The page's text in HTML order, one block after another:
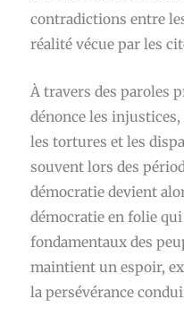
contradictions entre
réalité vécue par les
À travers des paroles
dénonce les
les tortures et les
souvent lors des
démocratie devient
démocratie en folie
fondamentaux des
maintient un espoir,
la persévérance